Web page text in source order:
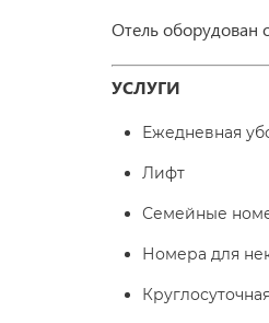
Отель оборудован
УСЛУГИ
Ежедневная
Лифт
Семейные
Номера для